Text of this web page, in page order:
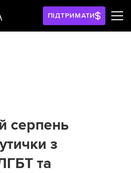
ПІДТРИМАТИ
серпень
з
та